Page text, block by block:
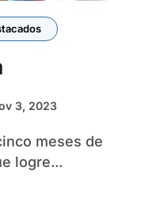
3, 2023
logre...